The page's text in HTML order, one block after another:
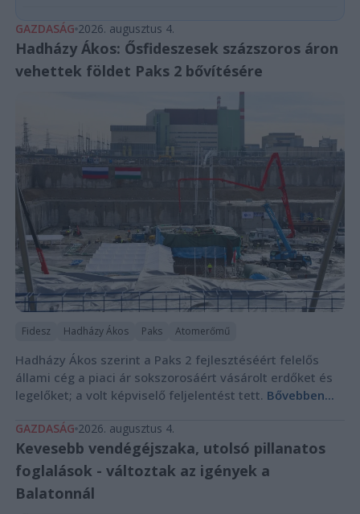
GAZDASÁG 2026. augusztus 4.
Hadházy Ákos: Ősfideszesek százszoros áron
vehettek földet Paks 2 bővítésére
Fidesz Hadházy Ákos Paks Atomerőmű
Hadházy Ákos szerint a Paks 2 fejlesztéséért felelős
állami cég a piaci ár sokszorosáért vásárolt erdőket és
legelőket; a volt képviselő feljelentést tett. Bővebben...
GAZDASÁG 2026. augusztus 4.
Kevesebb vendégéjszaka, utolsó pillanatos
foglalások - változtak az igények a
Balatonnál